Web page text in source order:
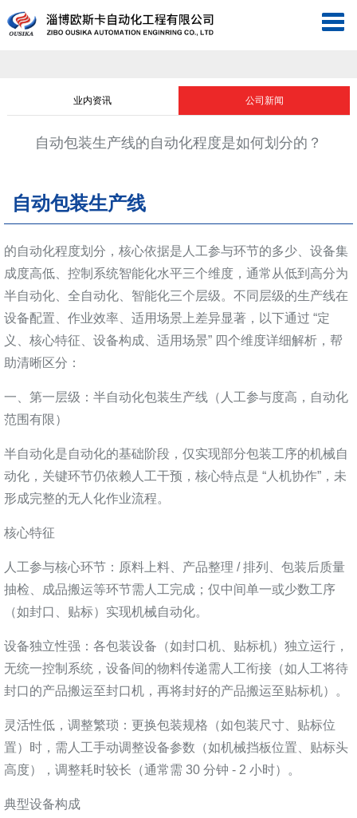
业内资讯 公司新闻
自动包装生产线的自动化程度是如何划分的？
自动包装生产线
的自动化程度划分，核心依据是人工参与环节的多少、设备集
成度高低、控制系统智能化水平三个维度，通常从低到高分为
半自动化、全自动化、智能化三个层级。不同层级的生产线在
设备配置、作业效率、适用场景上差异显著，以下通过 “定
义、核心特征、设备构成、适用场景” 四个维度详细解析，帮
助清晰区分：
一、第一层级：半自动化包装生产线（人工参与度高，自动化
范围有限）
半自动化是自动化的基础阶段，仅实现部分包装工序的机械自
动化，关键环节仍依赖人工干预，核心特点是 “人机协作”，未
形成完整的无人化作业流程。
核心特征
人工参与核心环节：原料上料、产品整理 / 排列、包装后质量
抽检、成品搬运等环节需人工完成；仅中间单一或少数工序
（如封口、贴标）实现机械自动化。
设备独立性强：各包装设备（如封口机、贴标机）独立运行，
无统一控制系统，设备间的物料传递需人工衔接（如人工将待
封口的产品搬运至封口机，再将封好的产品搬运至贴标机）。
灵活性低，调整繁琐：更换包装规格（如包装尺寸、贴标位
置）时，需人工手动调整设备参数（如机械挡板位置、贴标头
高度），调整耗时较长（通常需 30 分钟 - 2 小时）。
典型设备构成
淄
化
工
程
限
公
司
斯
中
心
程
案
例
联
系
我
视
频
心